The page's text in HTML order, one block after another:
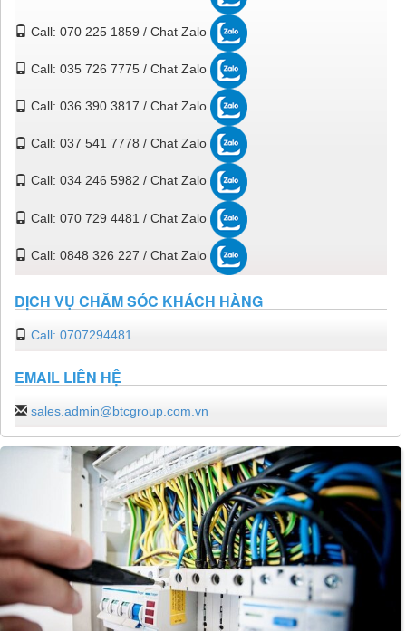
Call: 070 225 1859 / Chat Zalo
Call: 035 726 7775 / Chat Zalo
Call: 036 390 3817 / Chat Zalo
Call: 037 541 7778 / Chat Zalo
Call: 034 246 5982 / Chat Zalo
Call: 070 729 4481 / Chat Zalo
Call: 0848 326 227 / Chat Zalo
DỊCH VỤ CHĂM SÓC KHÁCH HÀNG
Call: 0707294481
EMAIL LIÊN HỆ
sales.admin@btcgroup.com.vn